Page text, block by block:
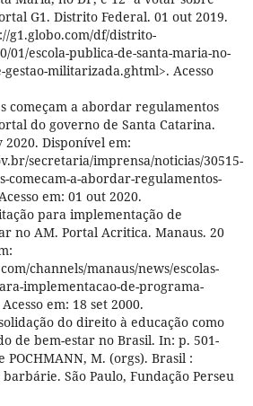
G1. Distrito Federal. 01 out 2019.
g1.globo.com/df/distrito-
01/escola-publica-de-santa-maria-no-
gestao-militarizada.ghtml>. Acesso
começam a abordar regulamentos
do governo de Santa Catarina.
Disponível em:
secretaria/imprensa/noticias/30515-
comecam-a-abordar-regulamentos-
em: 01 out 2020.
para implementação de
no AM. Portal Acritica. Manaus. 20
channels/manaus/news/escolas-
implementacao-de-programa-
em: 18 set 2000.
do direito à educação como
de bem-estar no Brasil. In: p. 501-
POCHMANN, M. (orgs). Brasil :
São Paulo, Fundação Perseu